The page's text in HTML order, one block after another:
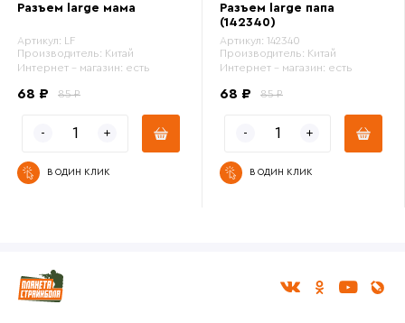
Разъем large мама
Артикул: LF
Производитель: Китай
Интернет - магазин: есть
85 ₽
68 ₽
В ОДИН КЛИК
Разъем large папа
(142340)
Артикул: 142340
Производитель: Китай
Интернет - магазин: есть
85 ₽
68 ₽
В ОДИН КЛИК